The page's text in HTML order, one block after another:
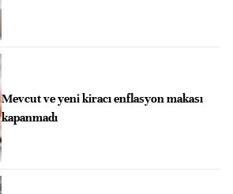
Mevcut ve yeni kiracı enflasyon makası
kapanmadı